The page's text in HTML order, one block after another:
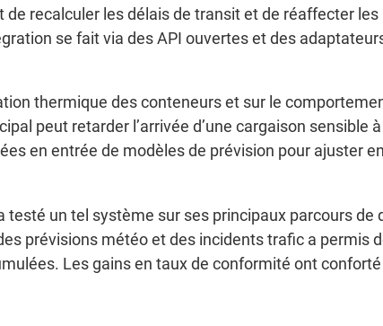
recalculer les délais de transit et de réaffecter les
se fait via des API ouvertes et des
thermique des conteneurs et sur le
peut retarder l’arrivée d’une cargaison sensible
en entrée de modèles de prévision pour ajuster
un tel système sur ses principaux parcours de
prévisions météo et des incidents trafic a permis
Les gains en taux de conformité ont conforté